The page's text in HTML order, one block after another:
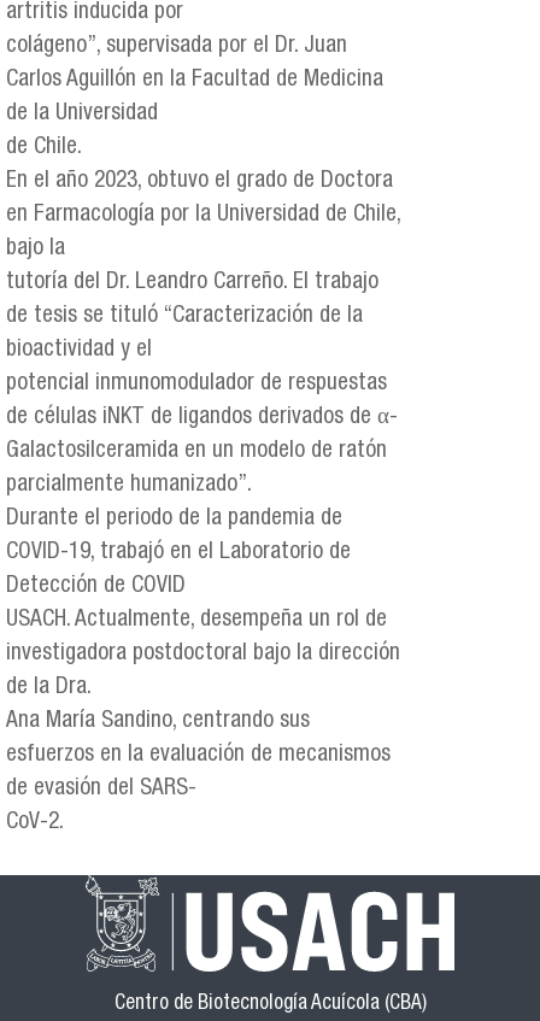
artritis inducida por
colágeno”, supervisada por el Dr. Juan
Carlos Aguillón en la Facultad de Medicina
de la Universidad
de Chile.
En el año 2023, obtuvo el grado de Doctora
en Farmacología por la Universidad de Chile,
bajo la
tutoría del Dr. Leandro Carreño. El trabajo
de tesis se tituló “Caracterización de la
bioactividad y el
potencial inmunomodulador de respuestas
de células iNKT de ligandos derivados de α-
Galactosilceramida en un modelo de ratón
parcialmente humanizado”.
Durante el periodo de la pandemia de
COVID-19, trabajó en el Laboratorio de
Detección de COVID
USACH. Actualmente, desempeña un rol de
investigadora postdoctoral bajo la dirección
de la Dra.
Ana María Sandino, centrando sus
esfuerzos en la evaluación de mecanismos
de evasión del SARS-
CoV-2.
Centro de Biotecnología Acuícola (CBA)